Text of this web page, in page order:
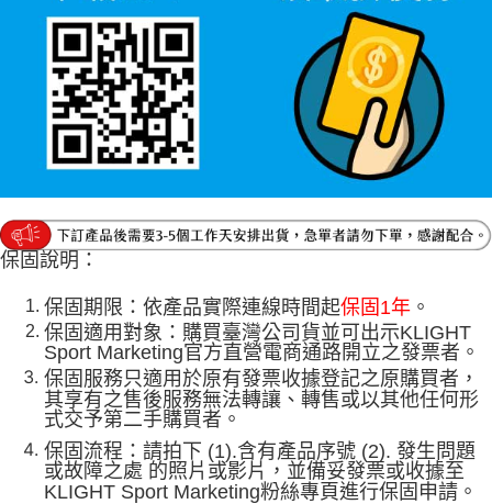
保固說明：
保固期限：依產品實際連線時間起保固1年 。
保固適用對象：購買臺灣公司貨並可出示KLIGHT
Sport Marketing官方直營電商通路開立之發票者。
保固服務只適用於原有發票收據登記之原購買者，
其享有之售後服務無法轉讓、轉售或以其他任何形
式交予第二手購買者。
保固流程：請拍下 (1).含有產品序號 (2). 發生問題
或故障之處 的照片或影片，並備妥發票或收據至
KLIGHT Sport Marketing粉絲專頁進行保固申請。